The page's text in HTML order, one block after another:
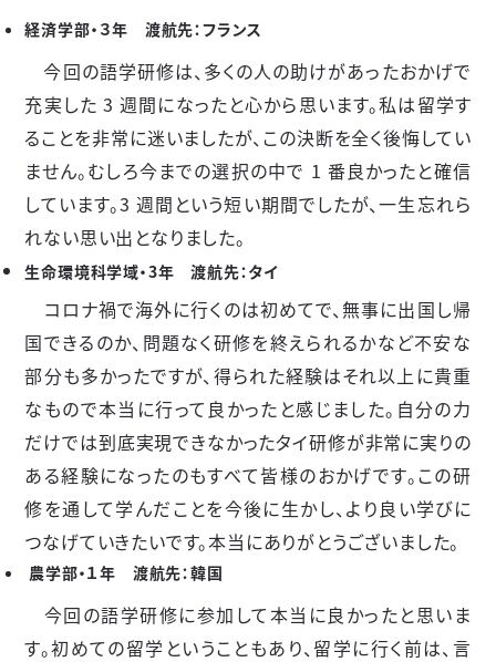
経済学部・３年 渡航先：フランス
今回の語学研修は、多くの人の助けがあったおかげで
充実した 3週間になったと心から思います。私は留学す
ることを非常に迷いましたが、この決断を全く後悔してい
ません。むしろ今までの選択の中で 1 番良かったと確信
しています。3 週間という短い期間でしたが、一生忘れら
れない思い出となりました。
生命環境科学域・3年 渡航先：タイ
コロナ禍で海外に行くのは初めてで、無事に出国し帰
国できるのか、問題なく研修を終えられるかなど不安な
部分も多かったですが、得られた経験はそれ以上に貴重
なもので本当に行って良かったと感じました。自分の力
だけでは到底実現できなかったタイ研修が非常に実りの
ある経験になったのもすべて皆様のおかげです。この研
修を通して学んだことを今後に生かし、より良い学びに
つなげていきたいです。本当にありがとうございました。
農学部・１年 渡航先：韓国
今回の語学研修に参加して本当に良かったと思いま
す。初めての留学ということもあり、留学に行く前は、言